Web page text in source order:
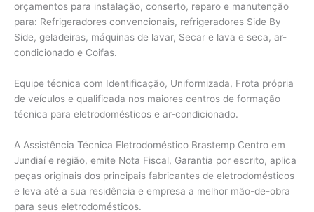
orçamentos para instalação, conserto, reparo e manutenção
para: Refrigeradores convencionais, refrigeradores Side By
Side, geladeiras, máquinas de lavar, Secar e lava e seca, ar-
condicionado e Coifas.
Equipe técnica com Identificação, Uniformizada, Frota própria
de veículos e qualificada nos maiores centros de formação
técnica para eletrodomésticos e ar-condicionado.
A Assistência Técnica Eletrodoméstico Brastemp Centro em
Jundiaí e região, emite Nota Fiscal, Garantia por escrito, aplica
peças originais dos principais fabricantes de eletrodomésticos
e leva até a sua residência e empresa a melhor mão-de-obra
para seus eletrodomésticos.